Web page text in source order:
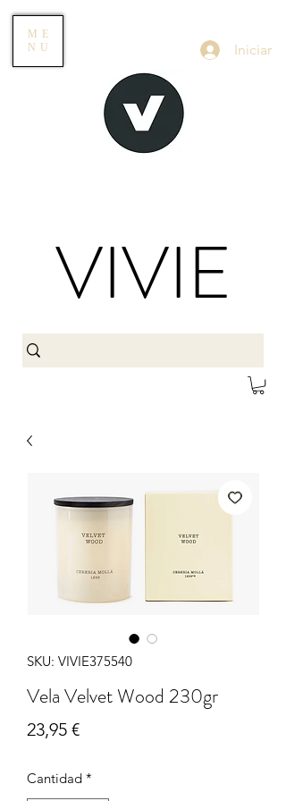
ME
NU
Iniciar
VIVIE
SKU: VIVIE375540
Vela Velvet Wood 230gr
23,95 €Precio
Cantidad *